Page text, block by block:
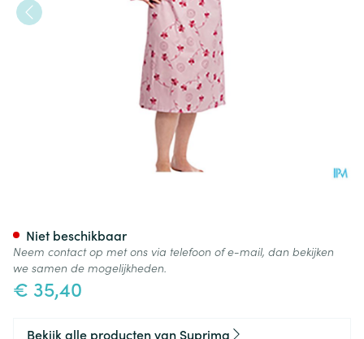
€ 35,40
Niet beschikbaar
Neem contact op met ons via telefoon of e-mail, dan bekijken
we samen de mogelijkheden.
Bekijk alle producten van Suprima